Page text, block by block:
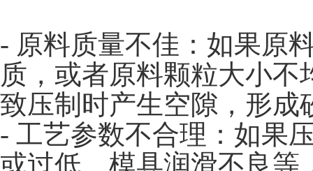
- 原料质量不佳：如果原
质，或者原料颗粒大小
致压制时产生空隙，形成
- 工艺参数不合理：如果
或过低、模具润滑不良等